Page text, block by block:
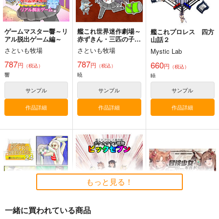
カート カート カート
艦これプロレス 四方
山話２
Mystic Lab
660円 （税込）
空母ヲ級
サンプル
艦これプロレス24
Mystic Lab
2,200円（税込）
艦隊これくしょん-艦これ-
天龍
那珂
Paradise of Thunder
～
小書会
550円 （税込）
電
ゲームマスター響～リ
アル脱出ゲーム編～
さといも牧場
787円 （税込）
響
サンプル
作品詳細
艦これ世界迷作劇場～
赤ずきん・三匹の子ぶ
た～
さといも牧場
787円 （税込）
暁
サンプル
作品詳細
艦これプロレス 四方
山話２
Mystic Lab
660円 （税込）
暁
サンプル
作品詳細
もっと見る！
一緒に買われている商品